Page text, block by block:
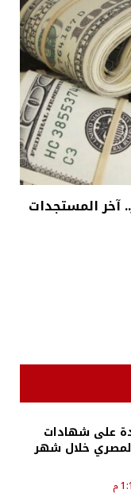
آخر المستجدات
على شهادات
خلال شهر